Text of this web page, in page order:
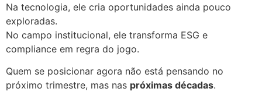
Na tecnologia, ele cria oportunidades ainda pouco
exploradas.
No campo institucional, ele transforma ESG e
compliance em regra do jogo.
Quem se posicionar agora não está pensando no
próximo trimestre, mas nas próximas décadas.